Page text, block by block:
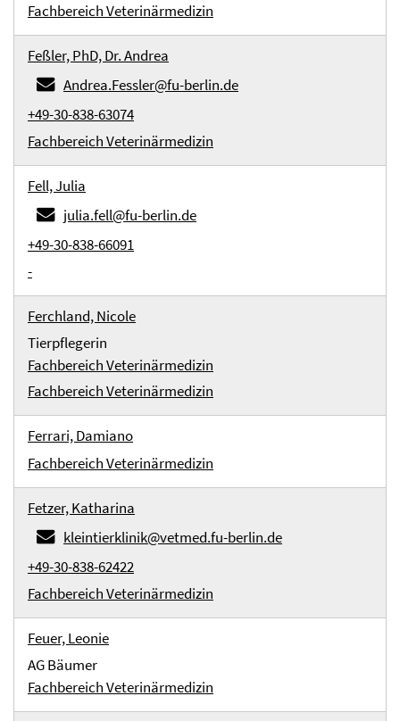
Fachbereich Veterinärmedizin
Feßler, PhD, Dr. Andrea
Andrea.Fessler@fu-berlin.de
+49-30-838-63074
Fachbereich Veterinärmedizin
Fell, Julia
julia.fell@fu-berlin.de
+49-30-838-66091
-
Ferchland, Nicole
Tierpflegerin
Fachbereich Veterinärmedizin
Fachbereich Veterinärmedizin
Ferrari, Damiano
Fachbereich Veterinärmedizin
Fetzer, Katharina
kleintierklinik@vetmed.fu-berlin.de
+49-30-838-62422
Fachbereich Veterinärmedizin
Feuer, Leonie
AG Bäumer
Fachbereich Veterinärmedizin